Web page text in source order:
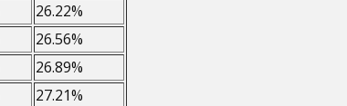
26.22%
26.56%
26.89%
27.21%